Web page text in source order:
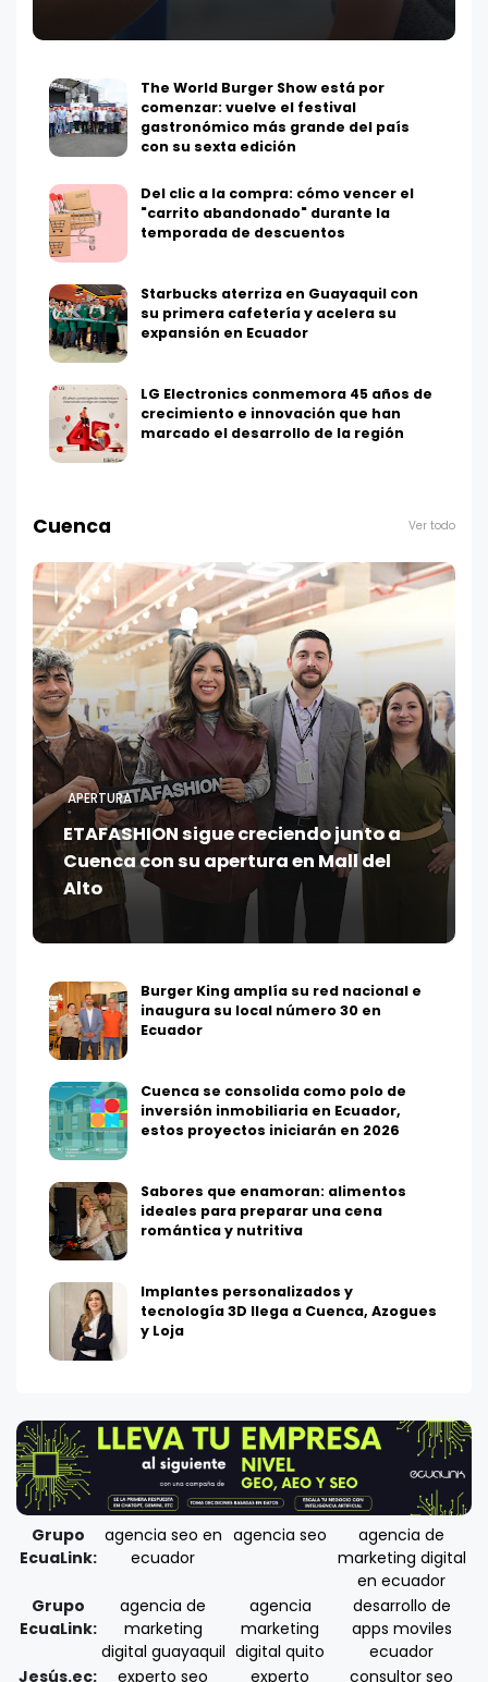
The World Burger Show está por
comenzar: vuelve el festival
gastronómico más grande del país
con su sexta edición
Del clic a la compra: cómo vencer el
"carrito abandonado" durante la
temporada de descuentos
Starbucks aterriza en Guayaquil con
su primera cafetería y acelera su
expansión en Ecuador
LG Electronics conmemora 45 años de
crecimiento e innovación que han
marcado el desarrollo de la región
Cuenca Ver todo
APERTURA
ETAFASHION sigue creciendo junto a
Cuenca con su apertura en Mall del
Alto
Burger King amplía su red nacional e
inaugura su local número 30 en
Ecuador
Cuenca se consolida como polo de
inversión inmobiliaria en Ecuador,
estos proyectos iniciarán en 2026
Sabores que enamoran: alimentos
ideales para preparar una cena
romántica y nutritiva
Implantes personalizados y
tecnología 3D llega a Cuenca, Azogues
y Loja
Grupo
EcuaLink:
agencia seo en
ecuador
agencia seo
agencia de
marketing digital
en ecuador
Grupo
EcuaLink:
agencia de
marketing
digital guayaquil
agencia
marketing
digital quito
desarrollo de
apps moviles
ecuador
Jesús.ec:
experto seo experto consultor seo